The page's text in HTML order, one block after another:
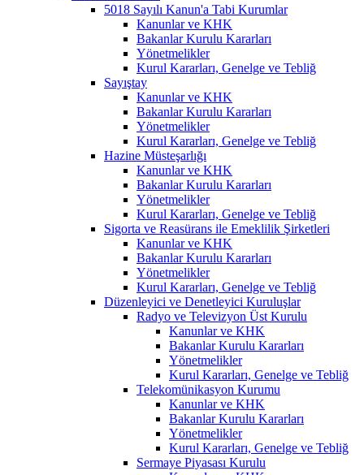
5018 Sayılı Kanun'a Tabi Kurumlar
Kanunlar ve KHK
Bakanlar Kurulu Kararları
Yönetmelikler
Kurul Kararları, Genelge ve Tebliğ
Sayıştay
Kanunlar ve KHK
Bakanlar Kurulu Kararları
Yönetmelikler
Kurul Kararları, Genelge ve Tebliğ
Hazine Müsteşarlığı
Kanunlar ve KHK
Bakanlar Kurulu Kararları
Yönetmelikler
Kurul Kararları, Genelge ve Tebliğ
Sigorta ve Reasürans ile Emeklilik Şirketleri
Kanunlar ve KHK
Bakanlar Kurulu Kararları
Yönetmelikler
Kurul Kararları, Genelge ve Tebliğ
Düzenleyici ve Denetleyici Kuruluşlar
Radyo ve Televizyon Üst Kurulu
Kanunlar ve KHK
Bakanlar Kurulu Kararları
Yönetmelikler
Kurul Kararları, Genelge ve Tebliğ
Telekomünikasyon Kurumu
Kanunlar ve KHK
Bakanlar Kurulu Kararları
Yönetmelikler
Kurul Kararları, Genelge ve Tebliğ
Sermaye Piyasası Kurulu